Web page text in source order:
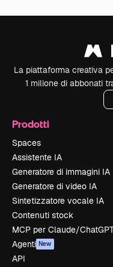
La piattaforma creativa
1 milione di abbonati
Prodotti
Spaces
Assistente IA
Generatore di immagini IA
Generatore di video IA
Sintetizzatore vocale IA
Contenuti stock
MCP per Claude/
Agenti New
API